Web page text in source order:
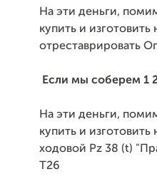
На эти деньги,
купить и
отреставрировать
Если мы соберем 1
На эти деньги,
купить и
ходовой Pz 38 (t)
Т26